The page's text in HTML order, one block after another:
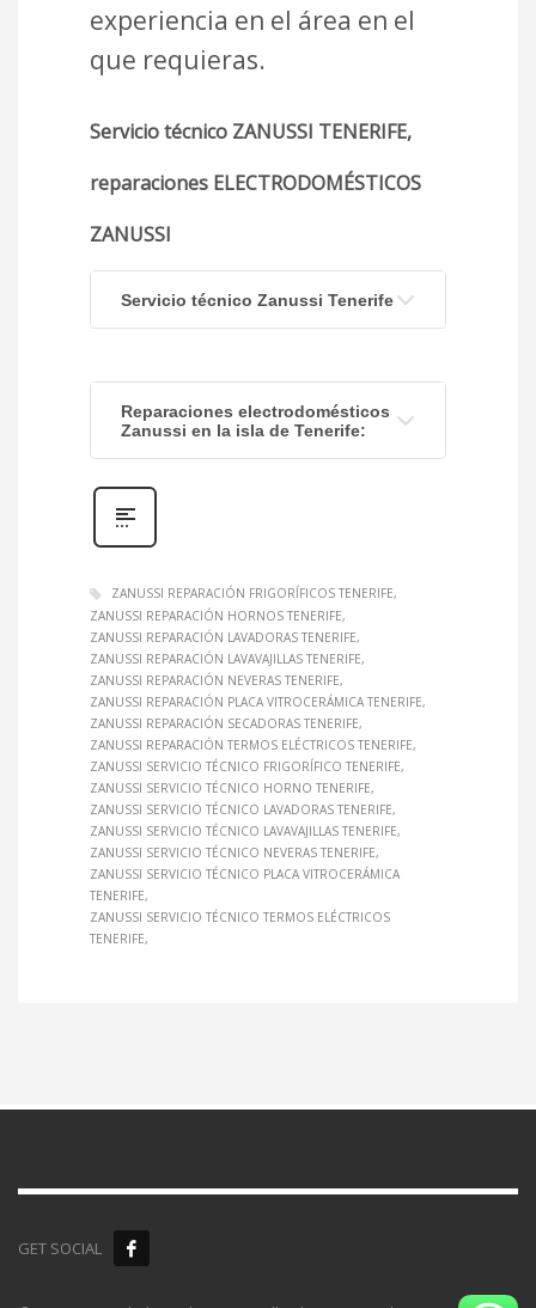
experiencia en el área en el
que requieras.
Servicio técnico ZANUSSI TENERIFE,
reparaciones ELECTRODOMÉSTICOS
ZANUSSI
Servicio técnico Zanussi Tenerife
Reparaciones electrodomésticos
Zanussi en la isla de Tenerife:
ZANUSSI REPARACIÓN FRIGORÍFICOS TENERIFE
ZANUSSI REPARACIÓN HORNOS TENERIFE
ZANUSSI REPARACIÓN LAVADORAS TENERIFE
ZANUSSI REPARACIÓN LAVAVAJILLAS TENERIFE
ZANUSSI REPARACIÓN NEVERAS TENERIFE
ZANUSSI REPARACIÓN PLACA VITROCERÁMICA TENERIFE
ZANUSSI REPARACIÓN SECADORAS TENERIFE
ZANUSSI REPARACIÓN TERMOS ELÉCTRICOS TENERIFE
ZANUSSI SERVICIO TÉCNICO FRIGORÍFICO TENERIFE
ZANUSSI SERVICIO TÉCNICO HORNO TENERIFE
ZANUSSI SERVICIO TÉCNICO LAVADORAS TENERIFE
ZANUSSI SERVICIO TÉCNICO LAVAVAJILLAS TENERIFE
ZANUSSI SERVICIO TÉCNICO NEVERAS TENERIFE
ZANUSSI SERVICIO TÉCNICO PLACA VITROCERÁMICA
TENERIFE
ZANUSSI SERVICIO TÉCNICO TERMOS ELÉCTRICOS
TENERIFE
GET SOCIAL